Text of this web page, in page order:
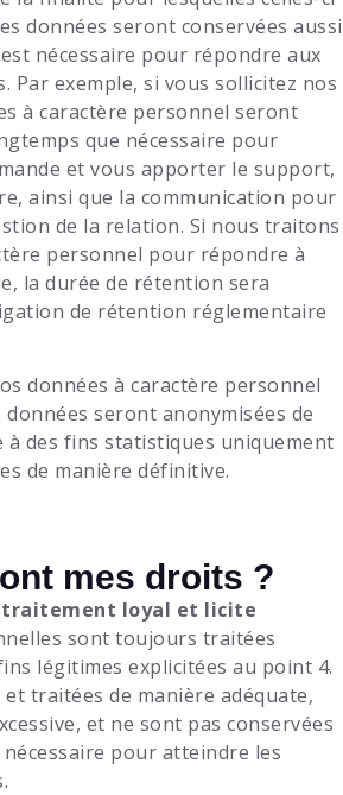
données seront conservées aussi
nécessaire pour répondre aux
Par exemple, si vous sollicitez nos
à caractère personnel seront
que nécessaire pour
et vous apporter le support,
ainsi que la communication pour
de la relation. Si nous traitons
personnel pour répondre à
la durée de rétention sera
de rétention réglementaire
données à caractère personnel
données seront anonymisées de
des fins statistiques uniquement
de manière définitive.
mes droits ?
traitement loyal et licite
sont toujours traitées
légitimes explicitées au point 4.
et traitées de manière adéquate,
et ne sont pas conservées
pour atteindre les